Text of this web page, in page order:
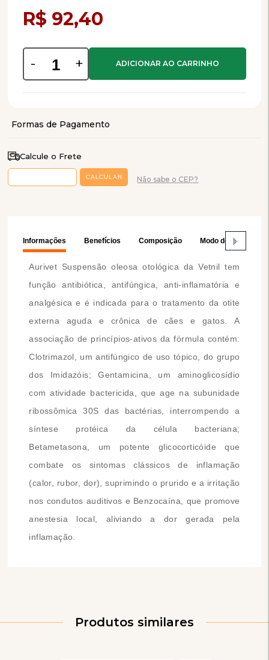
R$ 92,40
- +
Calcule o Frete
Não sabe o CEP?
Informações Benefícios Composição Modo de Usar
Aurivet Suspensão oleosa otológica da Vetnil tem
função antibiótica, antifúngica, anti-inflamatória e
analgésica e é indicada para o tratamento da otite
externa aguda e crônica de cães e gatos. A
associação de princípios-ativos da fórmula contém:
Clotrimazol, um antifúngico de uso tópico, do grupo
dos Imidazóis; Gentamicina, um aminoglicosídio
com atividade bactericida, que age na subunidade
ribossômica 30S das bactérias, interrompendo a
síntese protéica da célula bacteriana;
Betametasona, um potente glicocorticóide que
combate os sintomas clássicos de inflamação
(calor, rubor, dor), suprimindo o prurido e a irritação
nos condutos auditivos e Benzocaína, que promove
anestesia local, aliviando a dor gerada pela
inflamação.
Produtos similares